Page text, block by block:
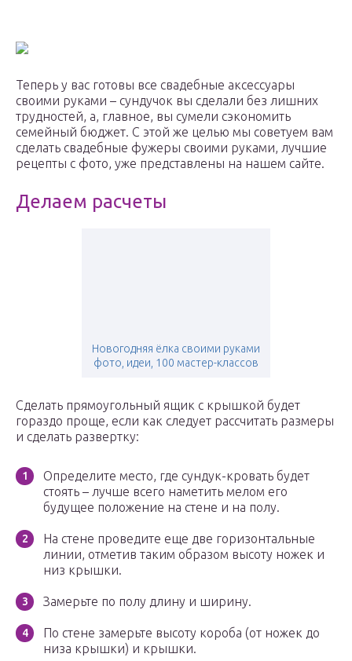
Теперь у вас готовы все свадебные аксессуары
своими руками – сундучок вы сделали без лишних
трудностей, а, главное, вы сумели сэкономить
семейный бюджет. С этой же целью мы советуем вам
сделать свадебные фужеры своими руками, лучшие
рецепты с фото, уже представлены на нашем сайте.
Делаем расчеты
Новогодняя ёлка своими руками
фото, идеи, 100 мастер-классов
Сделать прямоугольный ящик с крышкой будет
гораздо проще, если как следует рассчитать размеры
и сделать развертку:
Определите место, где сундук-кровать будет
стоять – лучше всего наметить мелом его
будущее положение на стене и на полу.
На стене проведите еще две горизонтальные
линии, отметив таким образом высоту ножек и
низ крышки.
Замерьте по полу длину и ширину.
По стене замерьте высоту короба (от ножек до
низа крышки) и крышки.